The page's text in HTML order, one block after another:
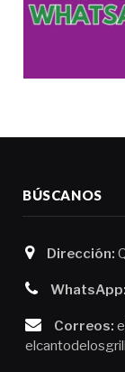
BÚSCANOS
Dirección:
WhatsApp:
Correos: